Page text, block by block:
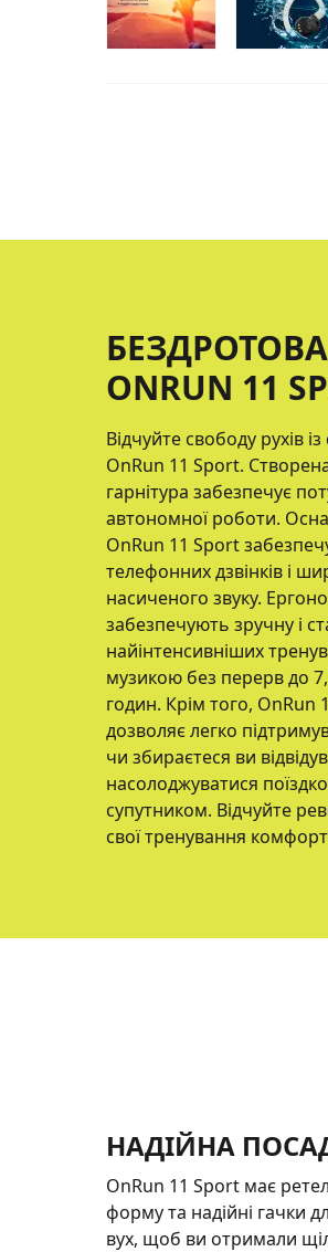
ONRUN 11
Відчуйте свободу рухів
OnRun 11 Sport.
гарнітура забезпечує
автономної роботи.
OnRun 11 Sport
телефонних дзвінків і
насиченого звуку.
забезпечують зручну і
найінтенсивніших
музикою без перерв до
годин. Крім того,
дозволяє легко
чи збираєтеся ви
насолоджуватися
супутником. Відчуйте
свої тренування
НАДІЙНА
OnRun 11 Sport має
форму та надійні гачки
вух, щоб ви отримали